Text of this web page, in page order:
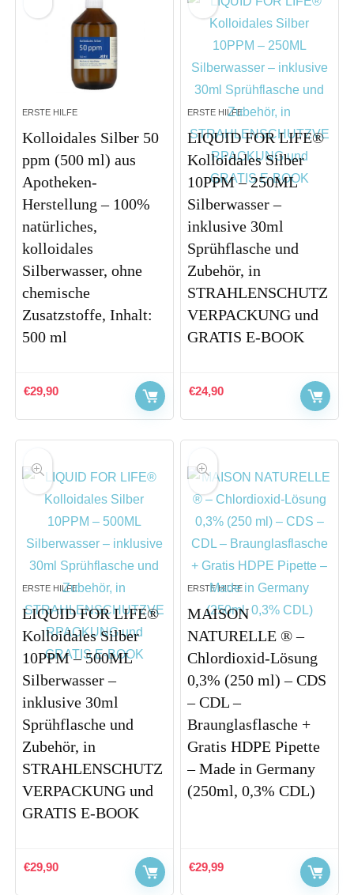
ERSTE HILFE
Kolloidales Silber 50
ppm (500 ml) aus
Apotheken-
Herstellung – 100%
natürliches,
kolloidales
Silberwasser, ohne
chemische
Zusatzstoffe, Inhalt:
500 ml
€29,90
ERSTE HILFE
LIQUID FOR LIFE®
Kolloidales Silber
10PPM – 250ML
Silberwasser –
inklusive 30ml
Sprühflasche und
Zubehör, in
STRAHLENSCHUTZ
VERPACKUNG und
GRATIS E-BOOK
€24,90
ERSTE HILFE
LIQUID FOR LIFE®
Kolloidales Silber
10PPM – 500ML
Silberwasser –
inklusive 30ml
Sprühflasche und
Zubehör, in
STRAHLENSCHUTZ
VERPACKUNG und
GRATIS E-BOOK
€29,90
ERSTE HILFE
MAISON
NATURELLE ® –
Chlordioxid-Lösung
0,3% (250 ml) – CDS
– CDL –
Braunglasflasche +
Gratis HDPE Pipette
– Made in Germany
(250ml, 0,3% CDL)
€29,99